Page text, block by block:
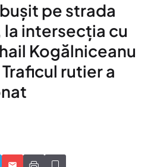
pe strada
la intersecţia cu
Kogălniceanu
rutier a